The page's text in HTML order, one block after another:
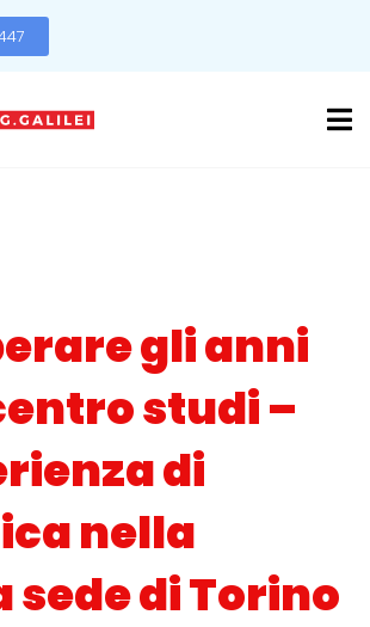
gli anni
studi –
di
nella
sede di Torino